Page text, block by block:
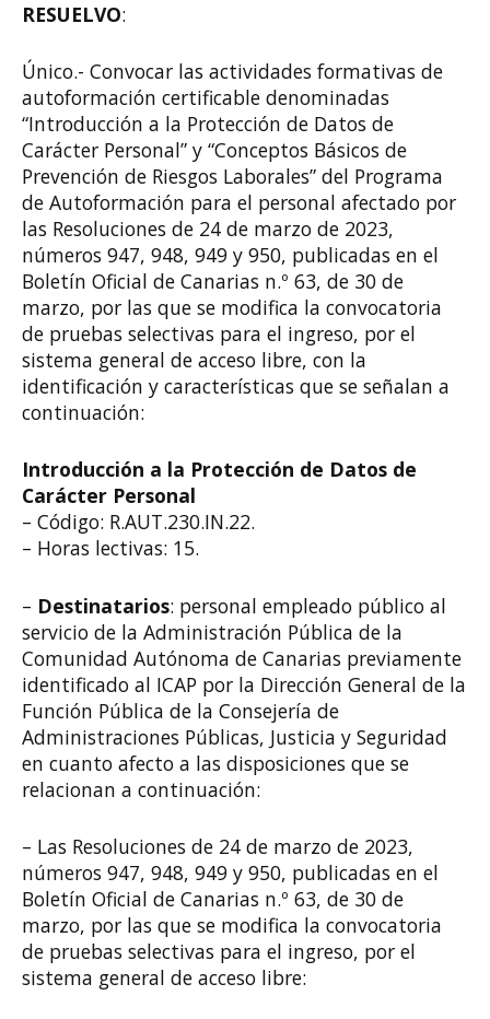
RESUELVO:
Único.- Convocar las actividades formativas de
autoformación certificable denominadas
“Introducción a la Protección de Datos de
Carácter Personal” y “Conceptos Básicos de
Prevención de Riesgos Laborales” del Programa
de Autoformación para el personal afectado por
las Resoluciones de 24 de marzo de 2023,
números 947, 948, 949 y 950, publicadas en el
Boletín Oficial de Canarias n.º 63, de 30 de
marzo, por las que se modifica la convocatoria
de pruebas selectivas para el ingreso, por el
sistema general de acceso libre, con la
identificación y características que se señalan a
continuación:
Introducción a la Protección de Datos de
Carácter Personal
– Código: R.AUT.230.IN.22.
– Horas lectivas: 15.
– Destinatarios: personal empleado público al
servicio de la Administración Pública de la
Comunidad Autónoma de Canarias previamente
identificado al ICAP por la Dirección General de la
Función Pública de la Consejería de
Administraciones Públicas, Justicia y Seguridad
en cuanto afecto a las disposiciones que se
relacionan a continuación:
– Las Resoluciones de 24 de marzo de 2023,
números 947, 948, 949 y 950, publicadas en el
Boletín Oficial de Canarias n.º 63, de 30 de
marzo, por las que se modifica la convocatoria
de pruebas selectivas para el ingreso, por el
sistema general de acceso libre: